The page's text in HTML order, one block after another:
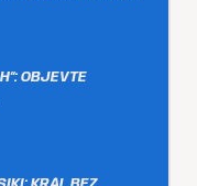
OBJEVTE